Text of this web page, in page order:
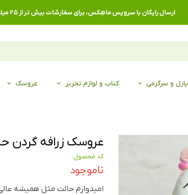
ارسال رایگان با سرویس ماهِکس، برای سفارشات بیش تر از ۲۵ میلیون تومان
پازل و سرگرمی کتاب و لوازم تحریر عروسک
عروسک زرافه گردن
کد محصول:
ناموجود
امیدوارم حالت مثل همیشه